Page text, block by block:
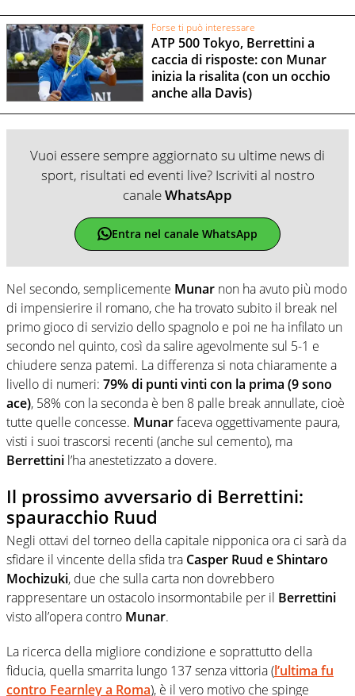
Forse ti può interessare
ATP 500 Tokyo, Berrettini a
caccia di risposte: con Munar
inizia la risalita (con un occhio
anche alla Davis)
Vuoi essere sempre aggiornato su ultime news di
sport, risultati ed eventi live? Iscriviti al nostro
canaleWhatsApp
Entra nel canale WhatsApp
Nel secondo, semplicemente Munar non ha avuto più modo
di impensierire il romano, che ha trovato subito il break nel
primo gioco di servizio dello spagnolo e poi ne ha infilato un
secondo nel quinto, così da salire agevolmente sul 5-1 e
chiudere senza patemi. La differenza si nota chiaramente a
livello di numeri: 79% di punti vinti con la prima (9 sono
ace), 58% con la seconda è ben 8 palle break annullate, cioè
tutte quelle concesse. Munarfaceva oggettivamente paura,
visti i suoi trascorsi recenti (anche sul cemento), ma
Berrettini l’ha anestetizzato a dovere.
Il prossimo avversario di Berrettini:
spauracchio Ruud
Negli ottavi del torneo della capitale nipponica ora ci sarà da
sfidare il vincente della sfida tra Casper Ruud e Shintaro
Mochizuki, due che sulla carta non dovrebbero
rappresentare un ostacolo insormontabile per il Berrettini
visto all’opera contro Munar.
La ricerca della migliore condizione e soprattutto della
fiducia, quella smarrita lungo 137 senza vittoria (l’ultima fu
contro Fearnley a Roma), è il vero motivo che spinge